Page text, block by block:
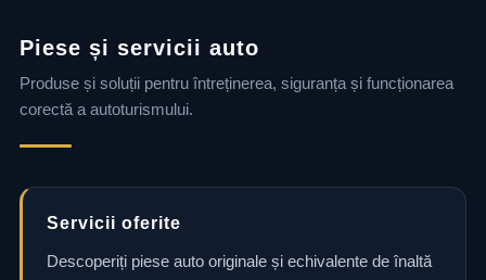
Piese și servicii auto
Produse și soluții pentru întreținerea, siguranța și funcționarea
corectă a autoturismului.
Servicii oferite
Descoperiți piese auto originale și echivalente de înaltă